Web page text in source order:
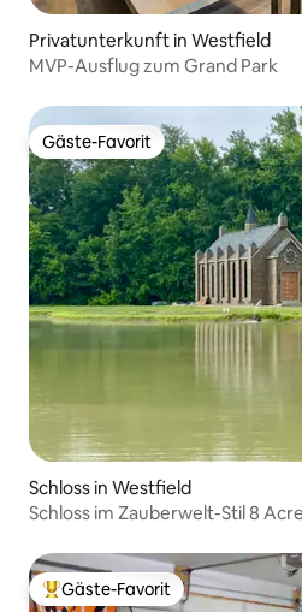
Privatunterkunft in Westfield
MVP-Ausflug zum Grand Park
Gäste-Favorit
Gäste-Favorit
Schloss in Westfield
Schloss im Zauberwelt-Stil 8
Beliebter Gäste-Favorit.
Gäste-Favorit